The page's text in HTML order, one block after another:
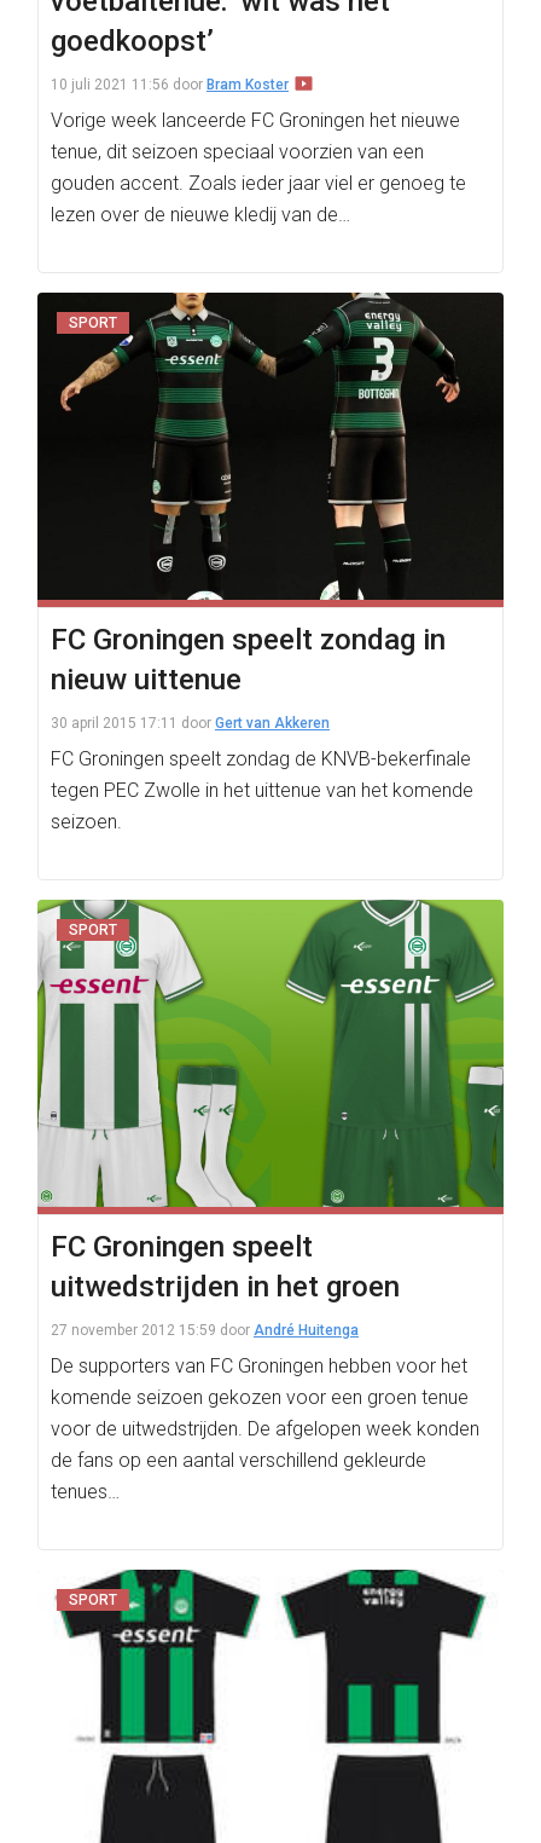
goedkoopst’
10 juli 2021 11:56 door Bram Koster
Vorige week lanceerde FC Groningen het nieuwe
tenue, dit seizoen speciaal voorzien van een
gouden accent. Zoals ieder jaar viel er genoeg te
lezen over de nieuwe kledij van de…
SPORT
FC Groningen speelt zondag in
nieuw uittenue
30 april 2015 17:11 door Gert van Akkeren
FC Groningen speelt zondag de KNVB-bekerfinale
tegen PEC Zwolle in het uittenue van het komende
seizoen.
SPORT
FC Groningen speelt
uitwedstrijden in het groen
27 november 2012 15:59 door André Huitenga
De supporters van FC Groningen hebben voor het
komende seizoen gekozen voor een groen tenue
voor de uitwedstrijden. De afgelopen week konden
de fans op een aantal verschillend gekleurde
tenues…
SPORT